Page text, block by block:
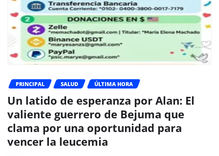
PRINCIPAL SALUD ÚLTIMA HORA
Un latido de esperanza por Alan: El
valiente guerrero de Bejuma que
clama por una oportunidad para
vencer la leucemia